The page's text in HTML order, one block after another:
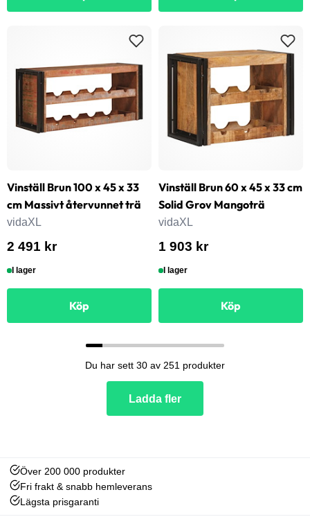
Vinställ Brun 100 x 45 x 33
cm Massivt återvunnet trä
vidaXL
2 491 kr
I lager
Köp
Vinställ Brun 60 x 45 x 33 cm
Solid Grov Mangoträ
vidaXL
1 903 kr
I lager
Köp
Du har sett 30 av 251 produkter
Ladda fler
Över 200 000 produkter
Fri frakt & snabb hemleverans
Lägsta prisgaranti